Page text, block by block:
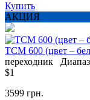
Купить
АКЦИЯ
ТСМ 600 (цвет –
переходник
$1
3599 грн.